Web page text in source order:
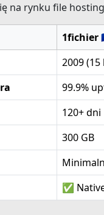
na rynku file
1fichier
2009 (15
99.9%
120+ dni
300 GB
✅